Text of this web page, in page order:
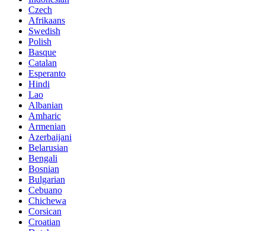
Czech
Afrikaans
Swedish
Polish
Basque
Catalan
Esperanto
Hindi
Lao
Albanian
Amharic
Armenian
Azerbaijani
Belarusian
Bengali
Bosnian
Bulgarian
Cebuano
Chichewa
Corsican
Croatian